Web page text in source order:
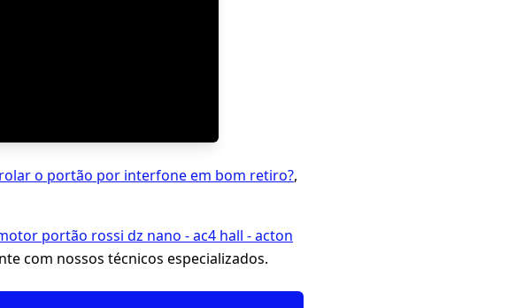
o portão por interfone em bom retiro?,
portão rossi dz nano - ac4 hall - acton
com nossos técnicos especializados.